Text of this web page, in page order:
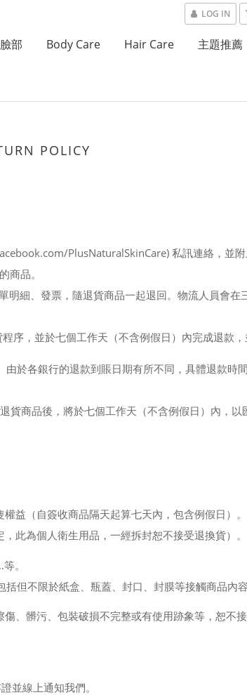
LOG IN
臉部 Body Care Hair Care 主題推薦
POLICY
PlusNaturalSkinCare) 私訊連絡，並
商品。
明細、發票，隨退貨商品一起退回。物流人員會
序，並於七個工作天（不含例假日）內完成退款，
於各銀行的退款到賬日期有所不同，具體退款時
貨商品後，將於七個工作天（不含例假日）內，
益（自簽收商品隔天起算七天內，包含例假日）。
此為個人衛生用品，一經拆封恕不接受退換貨）。
。
但不限於紙盒、瓶蓋、封口、封膜等接觸商品內容
、髒污、包裝破損不完整或有使用跡象等，恕不接
並線上通知我們。